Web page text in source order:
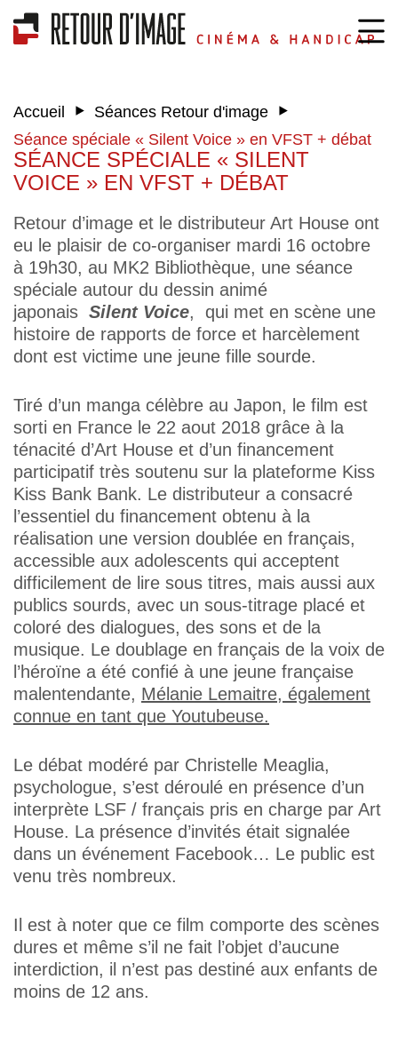
Accueil ‣ Séances Retour d'image ‣
Séance spéciale « Silent Voice » en VFST + débat
SÉANCE SPÉCIALE « SILENT
VOICE » EN VFST + DÉBAT
Retour d’image et le distributeur Art House ont
eu le plaisir de co-organiser mardi 16 octobre
à 19h30, au MK2 Bibliothèque, une séance
spéciale autour du dessin animé
japonais Silent Voice, qui met en scène une
histoire de rapports de force et harcèlement
dont est victime une jeune fille sourde.
Tiré d’un manga célèbre au Japon, le film est
sorti en France le 22 aout 2018 grâce à la
ténacité d’Art House et d’un financement
participatif très soutenu sur la plateforme Kiss
Kiss Bank Bank. Le distributeur a consacré
l’essentiel du financement obtenu à la
réalisation une version doublée en français,
accessible aux adolescents qui acceptent
difficilement de lire sous titres, mais aussi aux
publics sourds, avec un sous-titrage placé et
coloré des dialogues, des sons et de la
musique. Le doublage en français de la voix de
l’héroïne a été confié à une jeune française
malentendante, Mélanie Lemaitre, également
connue en tant que Youtubeuse.
Le débat modéré par Christelle Meaglia,
psychologue, s’est déroulé en présence d’un
interprète LSF / français pris en charge par Art
House. La présence d’invités était signalée
dans un événement Facebook… Le public est
venu très nombreux.
Il est à noter que ce film comporte des scènes
dures et même s’il ne fait l’objet d’aucune
interdiction, il n’est pas destiné aux enfants de
moins de 12 ans.